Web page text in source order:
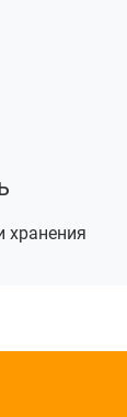
хранения